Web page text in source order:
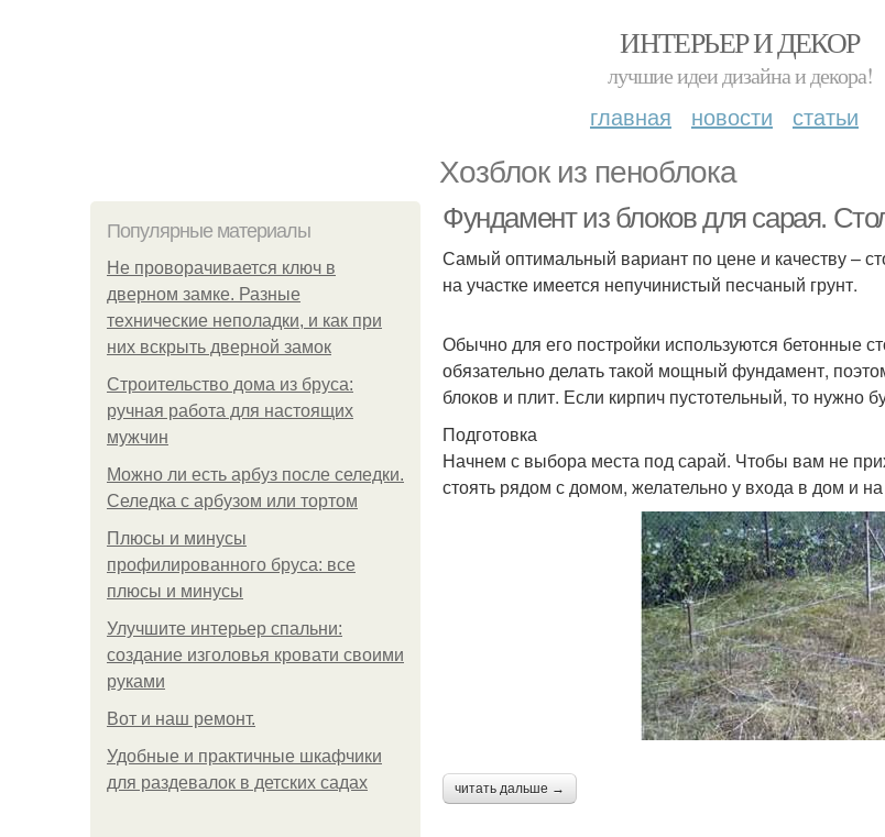
ИНТЕРЬЕР И ДЕКОР
лучшие идеи дизайна и декора!
главная новости статьи
Хозблок из пеноблока
Популярные материалы
Не проворачивается ключ в
дверном замке. Разные
технические неполадки, и как при
них вскрыть дверной замок
Строительство дома из бруса:
ручная работа для настоящих
мужчин
Можно ли есть арбуз после селедки.
Селедка с арбузом или тортом
Плюсы и минусы
профилированного бруса: все
плюсы и минусы
Улучшите интерьер спальни:
создание изголовья кровати своими
руками
Boт и наш ремoнт.
Удобные и практичные шкафчики
для раздевалок в детских садах
Фундамент из блоков для сарая.
Самый оптимальный вариант по цене и качеству –
на участке имеется непучинистый песчаный грунт.
Обычно для его постройки используются бетонные
обязательно делать такой мощный фундамент,
блоков и плит. Если кирпич пустотельный, то нужно
Подготовка
Начнем с выбора места под сарай. Чтобы вам не
стоять рядом с домом, желательно у входа в дом и на
читать дальше →